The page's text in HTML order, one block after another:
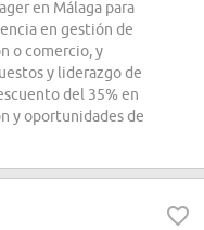
en Málaga para
en gestión de
o comercio, y
y liderazgo de
del 35% en
y oportunidades de